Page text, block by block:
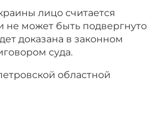
лицо считается
может быть подвергнуто
доказана в законном
суда.
областной